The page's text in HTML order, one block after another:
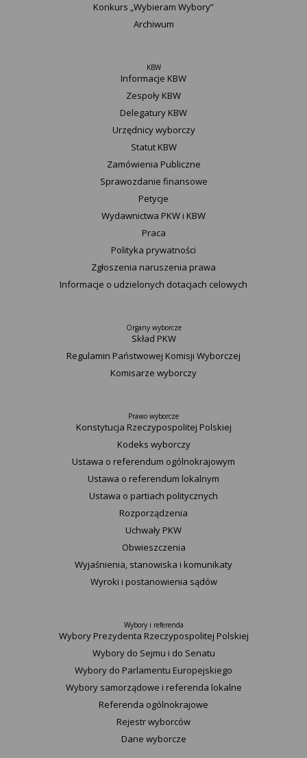
Konkurs „Wybieram Wybory”
Archiwum
KBW
Informacje KBW
Zespoły KBW
Delegatury ​KBW
Urzędnicy wyborczy
Statut K​BW
Zamówienia Publiczne
Sprawozdanie finansowe
Petycje
Wydawnictwa PKW i KBW
Praca
Polityka prywatności
Zgłoszenia naruszenia prawa
Informacje o udzielonych dotacjach celowych
Organy wyborcze
Skład PKW
Regulamin Państwowej Komisji Wyborczej
Komisarze wyborczy
Prawo wyborcze
Konstytucja Rzeczypospolitej Polskiej​
Kodeks wyborczy
Ustawa o referendum ogólnokrajowym
Ustawa o referendum lokalnym
Ustawa o partiach politycznych
Rozporządzenia
Uchwały PKW
Obwieszczenia
Wyjaśnienia, stanowiska i komunikaty
Wyroki i postanowienia sądów
Wybory i referenda
Wybory Prezydenta Rzeczypospolitej Polskiej
Wybory do Sejmu i do Senatu
Wybory do Parlamentu Europejskiego
Wybory samorządowe i referenda lokalne
Referenda ogólnokrajowe
Rejestr wyborców
Dane wyborcze